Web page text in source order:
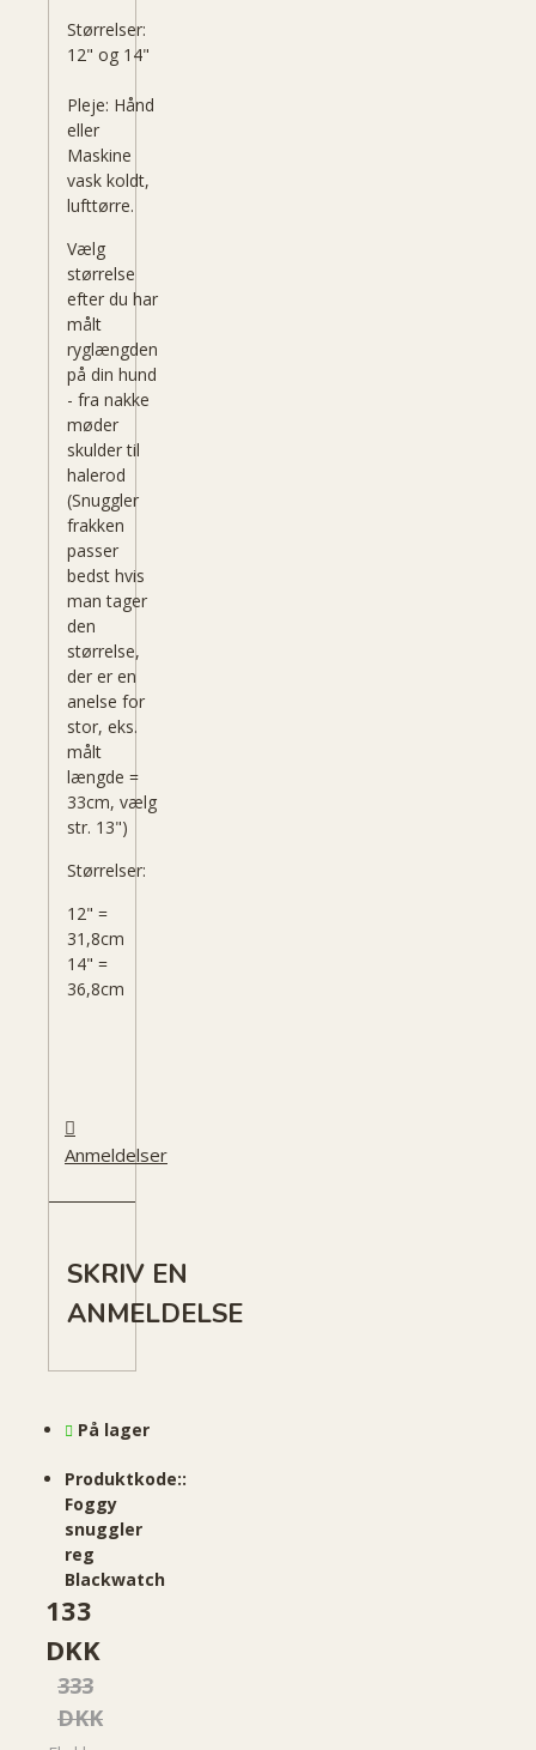
Størrelser:
12" og 14"
Pleje: Hånd
eller
Maskine
vask koldt,
lufttørre.
Vælg
størrelse
efter du har
målt
ryglængden
på din hund
- fra nakke
møder
skulder til
halerod
(Snuggler
frakken
passer
bedst hvis
man tager
den
størrelse,
der er en
anelse for
stor, eks.
målt
længde =
33cm, vælg
str. 13")
Størrelser:
12" =
31,8cm
14" =
36,8cm
Anmeldelser
SKRIV EN
ANMELDELSE
133
DKK
333
DKK
På lager
Produktkode::
Foggy
snuggler
reg
Blackwatch